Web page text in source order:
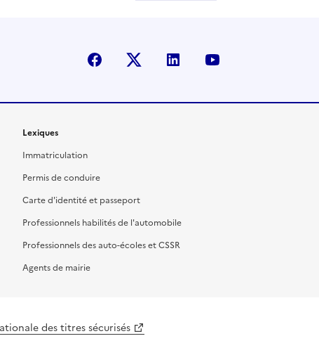
facebook X (anciennement Twitter)
linkedin
Lexiques
Immatriculation
Permis de conduire
Carte d'identité et passeport
Professionnels habilités de l'automobile
Professionnels des auto-écoles et CSSR
Agents de mairie
des titres sécurisés